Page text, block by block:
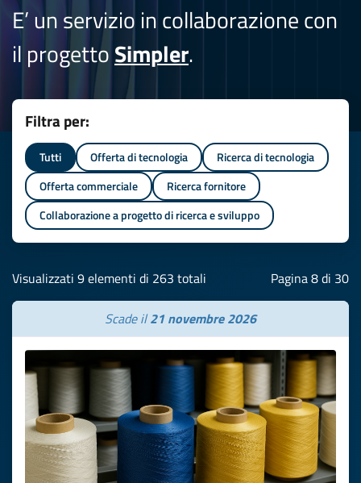
E’ un servizio in collaborazione con
il progettoSimpler.
Filtra per:
Tutti Offerta di tecnologia
Ricerca di tecnologia
Offerta commerciale
Ricerca fornitore
Collaborazione a progetto di ricerca e sviluppo
Visualizzati 9 elementi di 263 totali Pagina 8 di 30
Scade il21 novembre 2026